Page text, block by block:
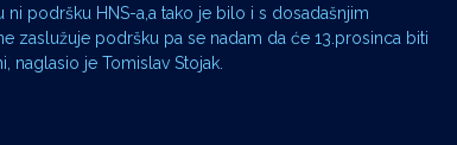
podršku HNS-a,a tako je bilo i s dosadašnjim
zaslužuje podršku pa se nadam da će 13.prosinca biti
naglasio je Tomislav Stojak.